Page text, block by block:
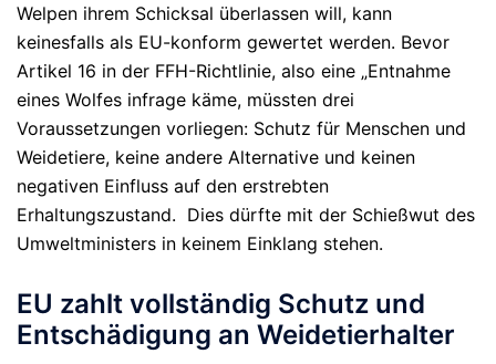
Welpen ihrem Schicksal überlassen will, kann
keinesfalls als EU-konform gewertet werden. Bevor
Artikel 16 in der FFH-Richtlinie, also eine „Entnahme
eines Wolfes infrage käme, müssten drei
Voraussetzungen vorliegen: Schutz für Menschen und
Weidetiere, keine andere Alternative und keinen
negativen Einfluss auf den erstrebten
Erhaltungszustand. Dies dürfte mit der Schießwut des
Umweltministers in keinem Einklang stehen.
EU zahlt vollständig Schutz und
Entschädigung an Weidetierhalter